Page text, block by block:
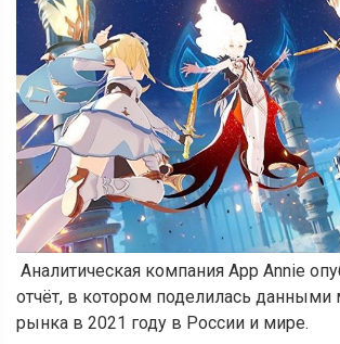
Аналитическая компания App Annie
отчёт, в котором поделилась данными
рынка в 2021 году в России и мире.